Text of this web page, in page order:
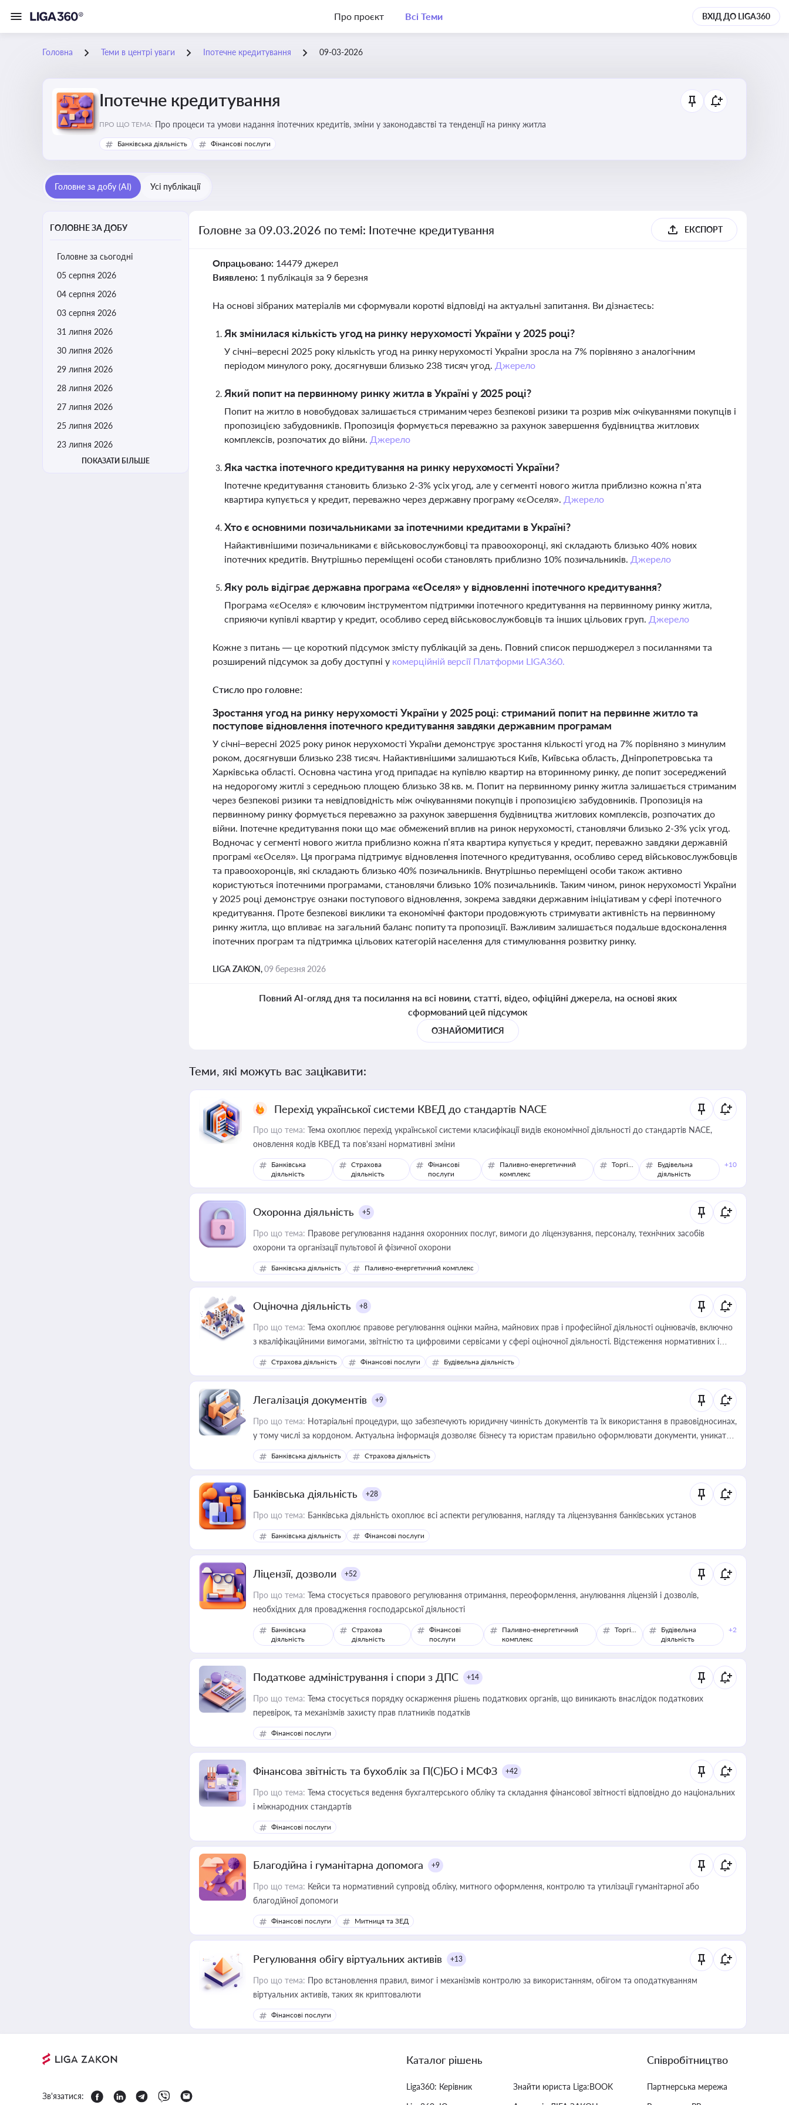
Про проєкт Всі Теми ВХІД ДО LIGA360
Головна Теми в центрі уваги Іпотечне кредитування 09-03-2026
Іпотечне кредитування
ПРО ЩО ТЕМА: Про процеси та умови надання іпотечних кредитів, зміни у законодавстві та тенденції на ринку житла
Банківська діяльність Фінансові послуги
Головне за добу (AI) Усі публікації
ГОЛОВНЕ ЗА ДОБУ
Головне за сьогодні
05 серпня 2026
04 серпня 2026
03 серпня 2026
31 липня 2026
30 липня 2026
29 липня 2026
28 липня 2026
27 липня 2026
25 липня 2026
23 липня 2026
ПОКАЗАТИ БІЛЬШЕ
Головне за 09.03.2026 по темі: Іпотечне кредитування ЕКСПОРТ
Опрацьовано: 14479 джерел
Виявлено: 1 публікація за 9 березня
На основі зібраних матеріалів ми сформували короткі відповіді на актуальні запитання. Ви дізнаєтесь:
Як змінилася кількість угод на ринку нерухомості України у 2025 році?
У січні–вересні 2025 року кількість угод на ринку нерухомості України зросла на 7% порівняно з аналогічним
періодом минулого року, досягнувши близько 238 тисяч угод. Джерело
Який попит на первинному ринку житла в Україні у 2025 році?
Попит на житло в новобудовах залишається стриманим через безпекові ризики та розрив між очікуваннями покупців і
пропозицією забудовників. Пропозиція формується переважно за рахунок завершення будівництва житлових
комплексів, розпочатих до війни. Джерело
Яка частка іпотечного кредитування на ринку нерухомості України?
Іпотечне кредитування становить близько 2-3% усіх угод, але у сегменті нового житла приблизно кожна п’ята
квартира купується у кредит, переважно через державну програму «єОселя». Джерело
Хто є основними позичальниками за іпотечними кредитами в Україні?
Найактивнішими позичальниками є військовослужбовці та правоохоронці, які складають близько 40% нових
іпотечних кредитів. Внутрішньо переміщені особи становлять приблизно 10% позичальників. Джерело
Яку роль відіграє державна програма «єОселя» у відновленні іпотечного кредитування?
Програма «єОселя» є ключовим інструментом підтримки іпотечного кредитування на первинному ринку житла,
сприяючи купівлі квартир у кредит, особливо серед військовослужбовців та інших цільових груп. Джерело
Кожне з питань — це короткий підсумок змісту публікацій за день. Повний список першоджерел з посиланнями та
розширений підсумок за добу доступні у комерційній версії Платформи LIGA360.
Стисло про головне:
Зростання угод на ринку нерухомості України у 2025 році: стриманий попит на первинне житло та
поступове відновлення іпотечного кредитування завдяки державним програмам
У січні–вересні 2025 року ринок нерухомості України демонструє зростання кількості угод на 7% порівняно з минулим
роком, досягнувши близько 238 тисяч. Найактивнішими залишаються Київ, Київська область, Дніпропетровська та
Харківська області. Основна частина угод припадає на купівлю квартир на вторинному ринку, де попит зосереджений
на недорогому житлі з середньою площею близько 38 кв. м. Попит на первинному ринку житла залишається стриманим
через безпекові ризики та невідповідність між очікуваннями покупців і пропозицією забудовників. Пропозиція на
первинному ринку формується переважно за рахунок завершення будівництва житлових комплексів, розпочатих до
війни. Іпотечне кредитування поки що має обмежений вплив на ринок нерухомості, становлячи близько 2-3% усіх угод.
Водночас у сегменті нового житла приблизно кожна п’ята квартира купується у кредит, переважно завдяки державній
програмі «єОселя». Ця програма підтримує відновлення іпотечного кредитування, особливо серед військовослужбовців
та правоохоронців, які складають близько 40% позичальників. Внутрішньо переміщені особи також активно
користуються іпотечними програмами, становлячи близько 10% позичальників. Таким чином, ринок нерухомості України
у 2025 році демонструє ознаки поступового відновлення, зокрема завдяки державним ініціативам у сфері іпотечного
кредитування. Проте безпекові виклики та економічні фактори продовжують стримувати активність на первинному
ринку житла, що впливає на загальний баланс попиту та пропозиції. Важливим залишається подальше вдосконалення
іпотечних програм та підтримка цільових категорій населення для стимулювання розвитку ринку.
LIGA ZAKON,09 березня 2026
Повний AI-огляд дня та посилання на всі новини, статті, відео, офіційні джерела, на основі яких
сформований цей підсумок
ОЗНАЙОМИТИСЯ
Теми, які можуть вас зацікавити:
Перехід української системи КВЕД до стандартів NACE
Про що тема: Тема охоплює перехід української системи класифікації видів економічної діяльності до стандартів NACE,
оновлення кодів КВЕД та пов'язані нормативні зміни
Банківська
діяльність
Страхова
діяльність
Фінансові
послуги
Паливно-енергетичний
комплекс
Торгівля
Будівельна
діяльність
+10
Охоронна діяльність +5
Про що тема: Правове регулювання надання охоронних послуг, вимоги до ліцензування, персоналу, технічних засобів
охорони та організації пультової й фізичної охорони
Банківська діяльність Паливно-енергетичний комплекс
Оціночна діяльність +8
Про що тема: Тема охоплює правове регулювання оцінки майна, майнових прав і професійної діяльності оцінювачів, включно
з кваліфікаційними вимогами, звітністю та цифровими сервісами у сфері оціночної діяльності. Відстеження нормативних і
медійних змін у цій сфері корисне для власника бізнесу, керівника, юриста або бухгалтера під час оподаткування,
приватизації, оренди державного майна, корпоративних угод і перевірки статусу суб'єктів оціночної діяльності
Страхова діяльність Фінансові послуги Будівельна діяльність
Легалізація документів +9
Про що тема: Нотаріальні процедури, що забезпечують юридичну чинність документів та їх використання в правовідносинах,
у тому числі за кордоном. Актуальна інформація дозволяє бізнесу та юристам правильно оформлювати документи, уникати
ризиків недійсності та забезпечувати їх належне прийняття органами влади та контрагентами
Банківська діяльність Страхова діяльність
Банківська діяльність +28
Про що тема: Банківська діяльність охоплює всі аспекти регулювання, нагляду та ліцензування банківських установ
Банківська діяльність Фінансові послуги
Ліцензії, дозволи +52
Про що тема: Тема стосується правового регулювання отримання, переоформлення, анулювання ліцензій і дозволів,
необхідних для провадження господарської діяльності
Банківська
діяльність
Страхова
діяльність
Фінансові
послуги
Паливно-енергетичний
комплекс
Торгівля
Будівельна
діяльність
+2
Податкове адміністрування і спори з ДПС +14
Про що тема: Тема стосується порядку оскарження рішень податкових органів, що виникають внаслідок податкових
перевірок, та механізмів захисту прав платників податків
Фінансові послуги
Фінансова звітність та бухоблік за П(С)БО і МСФЗ +42
Про що тема: Тема стосується ведення бухгалтерського обліку та складання фінансової звітності відповідно до національних
і міжнародних стандартів
Фінансові послуги
Благодійна і гуманітарна допомога +9
Про що тема: Кейси та нормативний супровід обліку, митного оформлення, контролю та утилізації гуманітарної або
благодійної допомоги
Фінансові послуги Митниця та ЗЕД
Регулювання обігу віртуальних активів +13
Про що тема: Про встановлення правил, вимог і механізмів контролю за використанням, обігом та оподаткуванням
віртуальних активів, таких як криптовалюти
Фінансові послуги
Зв'язатися:
Каталог рішень
Liga360: Керівник
Знайти юриста Liga:BOOK
Співробітництво
Партнерська мережа